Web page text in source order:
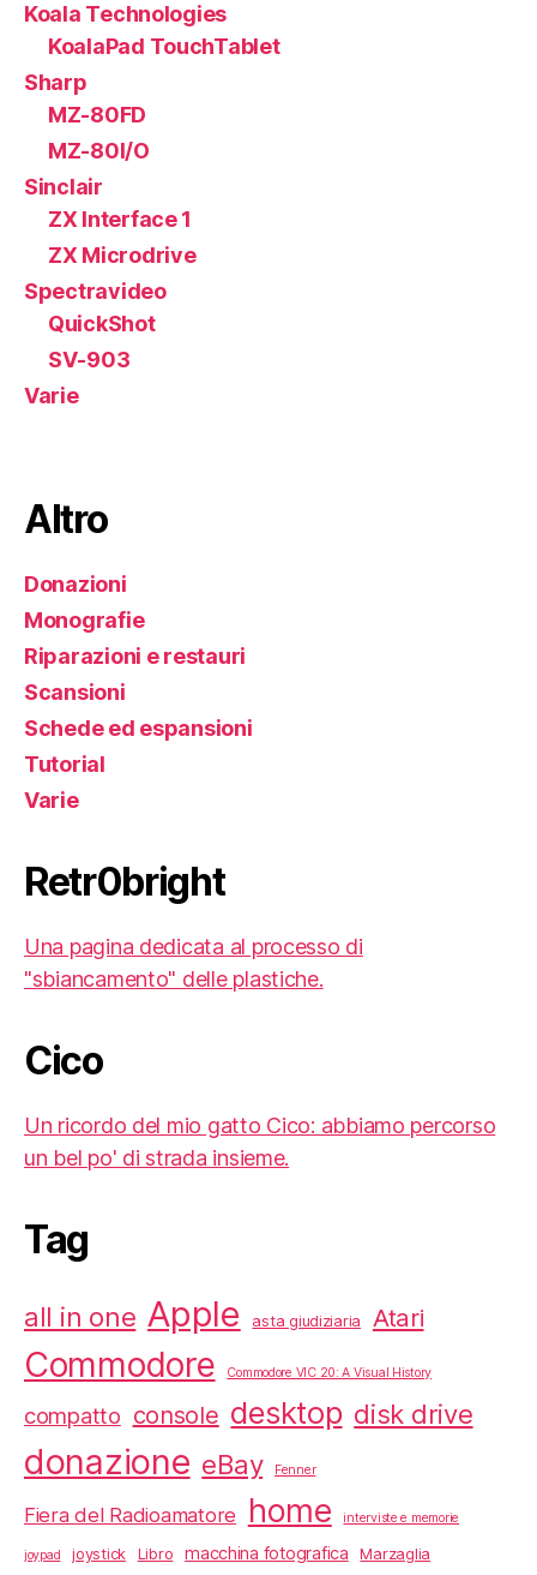
Koala Technologies
KoalaPad TouchTablet
Sharp
MZ-80FD
MZ-80I/O
Sinclair
ZX Interface 1
ZX Microdrive
Spectravideo
QuickShot
SV-903
Varie
Altro
Donazioni
Monografie
Riparazioni e restauri
Scansioni
Schede ed espansioni
Tutorial
Varie
Retr0bright
Una pagina dedicata al processo di
"sbiancamento" delle plastiche.
Cico
Un ricordo del mio gatto Cico: abbiamo percorso
un bel po' di strada insieme.
Tag
all in one Apple asta giudiziaria Atari
Commodore Commodore VIC 20: A Visual History
compatto console desktop disk drive
donazione eBay Fenner
Fiera del Radioamatore home interviste e memorie
joypad joystick Libro macchina fotografica Marzaglia